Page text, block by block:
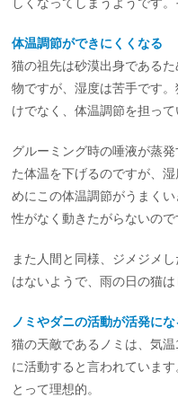
しくなってしまうようです
体温調節ができにくくなる
猫の祖先は砂漠出身である
物ですが、湿度は苦手です
けでなく、体温調節を担って
グルーミング時の唾液が蒸
た体温を下げるのですが、
めにこの体温調節がうまく
性がなく動きたがらないので
また人間と同様、ジメジメ
はないようで、雨の日の猫は
ノミやダニの活動が活発にな
猫の天敵であるノミは、気
に活動すると言われていま
とって理想的。